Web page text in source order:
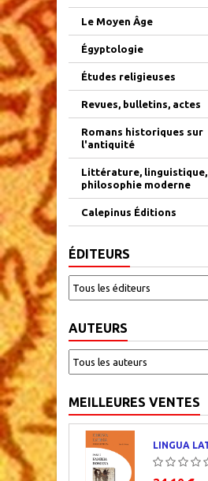
Le Moyen Âge
Égyptologie
Études religieuses
Revues, bulletins, actes
Romans historiques sur
l'antiquité
Littérature, linguistique,
philosophie moderne
Calepinus Éditions
ÉDITEURS
AUTEURS
MEILLEURES VENTES